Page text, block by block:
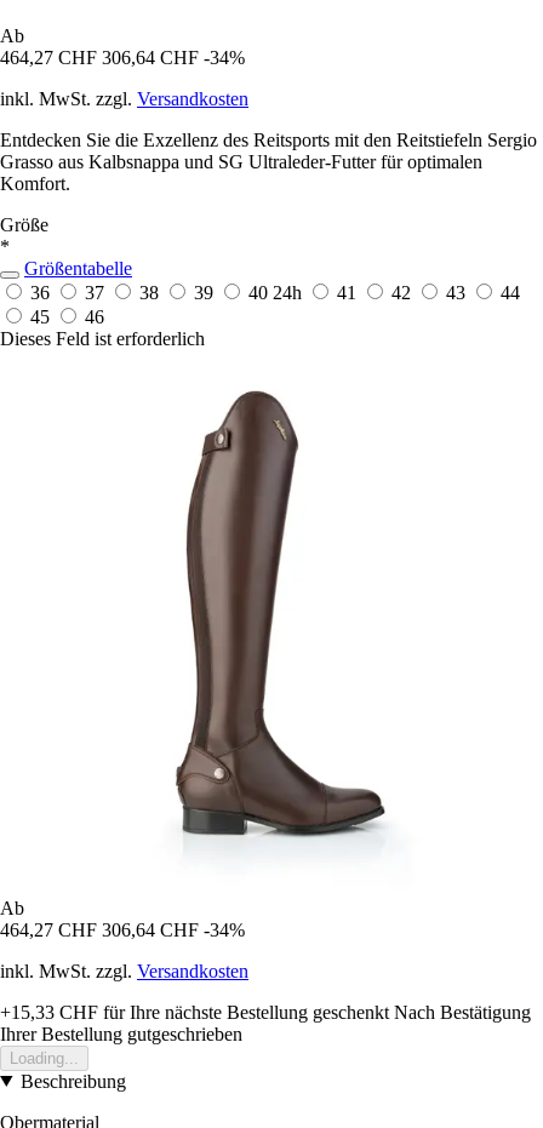
Ab
464,27 CHF 306,64 CHF -34%
inkl. MwSt. zzgl. Versandkosten
Entdecken Sie die Exzellenz des Reitsports mit den Reitstiefeln Sergio
Grasso aus Kalbsnappa und SG Ultraleder-Futter für optimalen
Komfort.
Größe
*
Größentabelle
36
37 38 39 40 24h 41 42 43
44
45
46
Dieses Feld ist erforderlich
Ab
464,27 CHF 306,64 CHF -34%
inkl. MwSt. zzgl. Versandkosten
+15,33 CHF für Ihre nächste Bestellung geschenkt Nach Bestätigung
Ihrer Bestellung gutgeschrieben
Loading...
Beschreibung
Obermaterial